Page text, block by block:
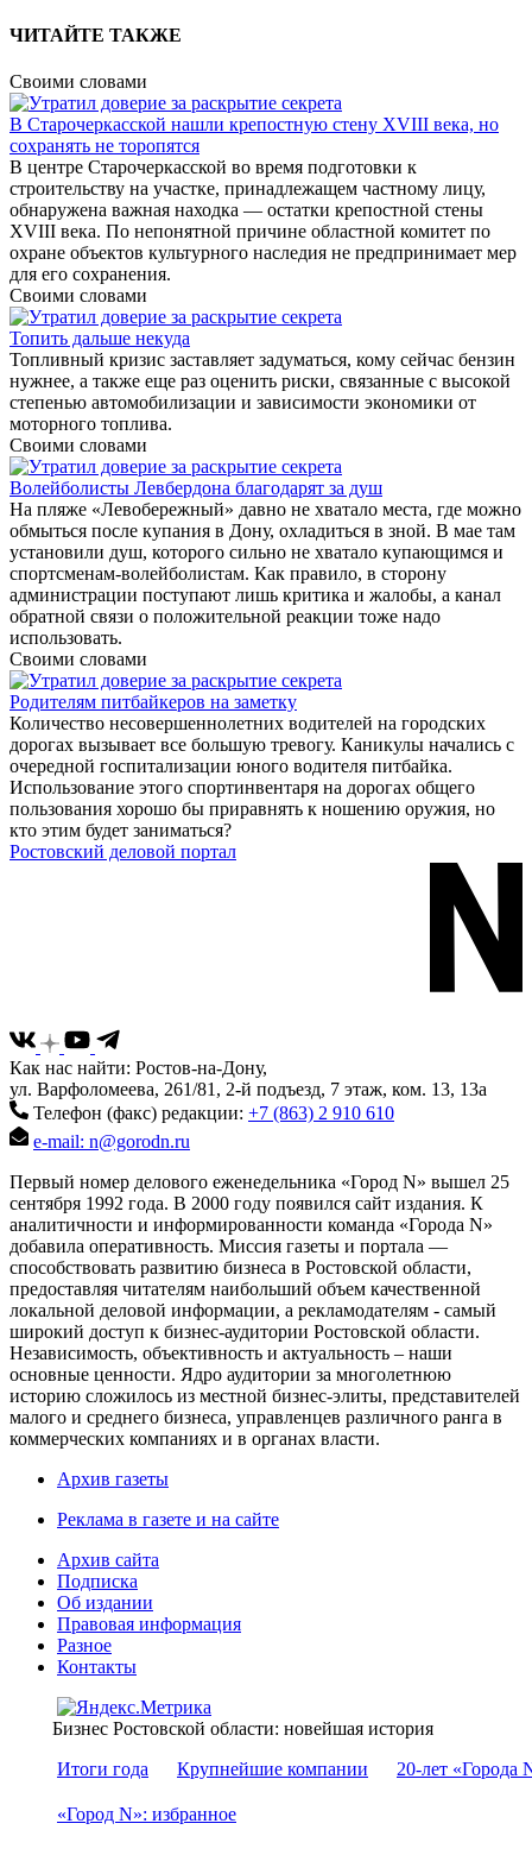
ЧИТАЙТЕ ТАКЖЕ
Своими словами
В Старочеркасской нашли крепостную стену XVIII века, но
сохранять не торопятся
В центре Старочеркасской во время подготовки к
строительству на участке, принадлежащем частному лицу,
обнаружена важная находка — остатки крепостной стены
XVIII века. По непонятной причине областной комитет по
охране объектов культурного наследия не предпринимает мер
для его сохранения.
Своими словами
Топить дальше некуда
Топливный кризис заставляет задуматься, кому сейчас бензин
нужнее, а также еще раз оценить риски, связанные с высокой
степенью автомобилизации и зависимости экономики от
моторного топлива.
Своими словами
Волейболисты Левбердона благодарят за душ
На пляже «Левобережный» давно не хватало места, где можно
обмыться после купания в Дону, охладиться в зной. В мае там
установили душ, которого сильно не хватало купающимся и
спортсменам-волейболистам. Как правило, в сторону
администрации поступают лишь критика и жалобы, а канал
обратной связи о положительной реакции тоже надо
использовать.
Своими словами
Родителям питбайкеров на заметку
Количество несовершеннолетних водителей на городских
дорогах вызывает все большую тревогу. Каникулы начались с
очередной госпитализации юного водителя питбайка.
Использование этого спортинвентаря на дорогах общего
пользования хорошо бы приравнять к ношению оружия, но
кто этим будет заниматься?
Ростовский деловой портал
Как нас найти: Ростов-на-Дону,
ул. Варфоломеева, 261/81, 2-й подъезд, 7 этаж, ком. 13, 13а
Телефон (факс) редакции: +7 (863) 2 910 610
e-mail: n@gorodn.ru
Первый номер делового еженедельника «Город N» вышел 25
сентября 1992 года. В 2000 году появился сайт издания. К
аналитичности и информированности команда «Города N»
добавила оперативность. Миссия газеты и портала —
способствовать развитию бизнеса в Ростовской области,
предоставляя читателям наибольший объем качественной
локальной деловой информации, а рекламодателям - самый
широкий доступ к бизнес-аудитории Ростовской области.
Независимость, объективность и актуальность – наши
основные ценности. Ядро аудитории за многолетнюю
историю сложилось из местной бизнес-элиты, представителей
малого и среднего бизнеса, управленцев различного ранга в
коммерческих компаниях и в органах власти.
Архив газеты
Реклама в газете и на сайте
Архив сайта
Подписка
Об издании
Правовая информация
Разное
Контакты
Бизнес Ростовской области: новейшая история
Итоги года
Крупнейшие компании 20-лет «Города
«Город N»: избранное